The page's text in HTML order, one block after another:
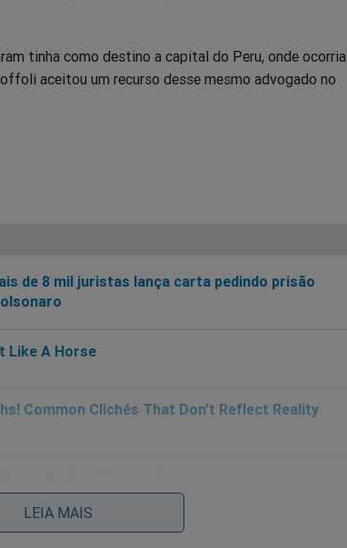
tinha como destino a capital do Peru, onde ocorria
aceitou um recurso desse mesmo advogado no
de 8 mil juristas lança carta pedindo prisão
LEIA MAIS